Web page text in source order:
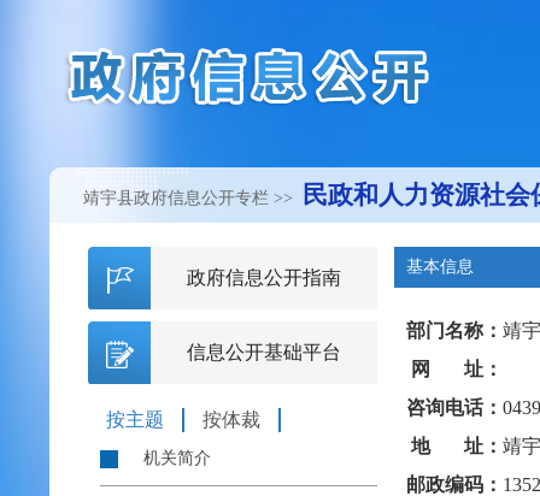
靖宇县政府信息公开专栏 >> 民政和人力资源社会
基本信息
部门名称： 靖
网 址：
咨询电话：
地 址： 靖
邮政编码：
政府信息公开指南
信息公开基础平台
按主题 按体裁
机关简介